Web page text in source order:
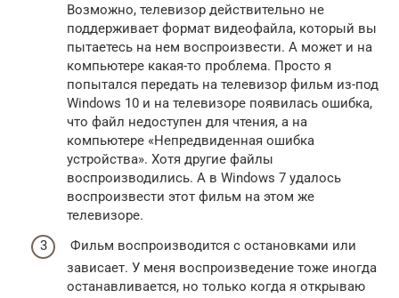
Возможно, телевизор действительно не
поддерживает формат видеофайла, который вы
пытаетесь на нем воспроизвести. А может и на
компьютере какая-то проблема. Просто я
попытался передать на телевизор фильм из-под
Windows 10 и на телевизоре появилась ошибка,
что файл недоступен для чтения, а на
компьютере «Непредвиденная ошибка
устройства». Хотя другие файлы
воспроизводились. А в Windows 7 удалось
воспроизвести этот фильм на этом же
телевизоре.
Фильм воспроизводится с остановками или
зависает. У меня воспроизведение тоже иногда
останавливается, но только когда я открываю